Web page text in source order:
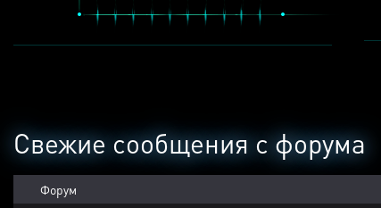
Свежие сообщения с форума
Форум